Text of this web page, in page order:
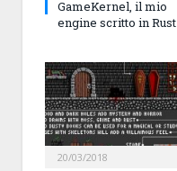
GameKernel, il mio
engine scritto in Rust
20/03/2018